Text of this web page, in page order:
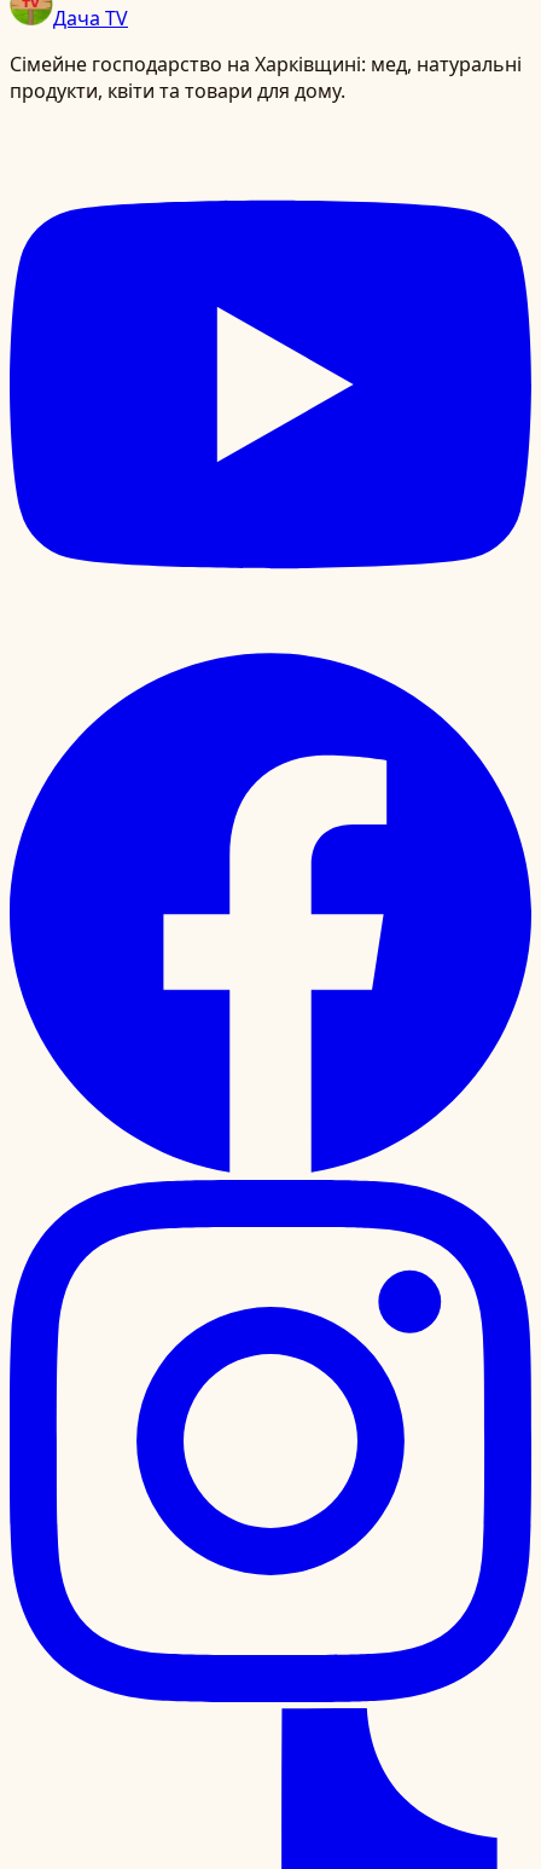
Дача TV
Сімейне господарство на Харківщині: мед, натуральні
продукти, квіти та товари для дому.